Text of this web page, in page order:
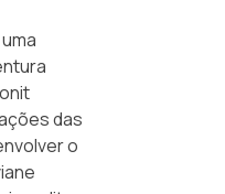
das
o